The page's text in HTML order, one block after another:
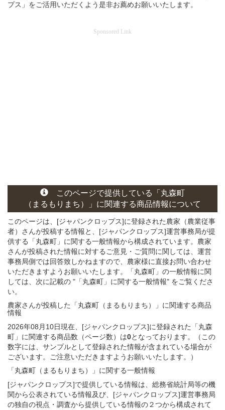
プス」をご活用いただくよう是非お薦めお願いいたします。
Sponsored Link
このページで提供している
「丸森町
（まるもりまち）」 に関連する商品情報について
このページは、[ジャパンクロップス]に登録された農家（農業従事
者）さんが投稿する情報と、[ジャパンクロップス]運営事務局が提
供する「丸森町」に関する一般情報から構成されています。農家
さんが投稿された情報に対するご意見・ご質問に関しては、運営
事務局側では回答致しかねますので、農家様に直接お問い合わせ
いただきますようお願いいたします。「丸森町」の一般情報に関
しては、次に記載の "「丸森町」に関する一般情報" をご覧くださ
い。
農家さんが投稿した「丸森町（まるもりまち）」 に関連する商品
情報
2026年08月10日現在、[ジャパンクロップス]に登録された「丸森
町」に関連する商品数（ページ数）は0となっております。（この
数字には、サンプルとして登録された情報が含まれている場合が
ございます。ご注意いただきますようお願いいたします。）
「丸森町（まるもりまち）」 に関する一般情報
[ジャパンクロップス]で提供している情報は、総務省統計局等の機
関から公表されている情報及び、[ジャパンクロップス]運営事務局
の独自の視点・調査から提供している情報の２つから構成されて